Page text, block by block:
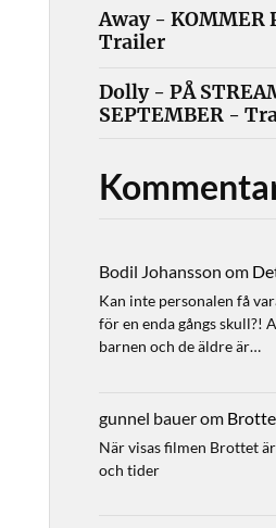
Away - KOMMER
Trailer
Dolly - PÅ
SEPTEMBER -
Bodil Johansson om
Kan inte personalen få
för en enda gångs skull?!
barnen och de äldre är…
gunnel bauerom
När visas filmen Brottet
och tider